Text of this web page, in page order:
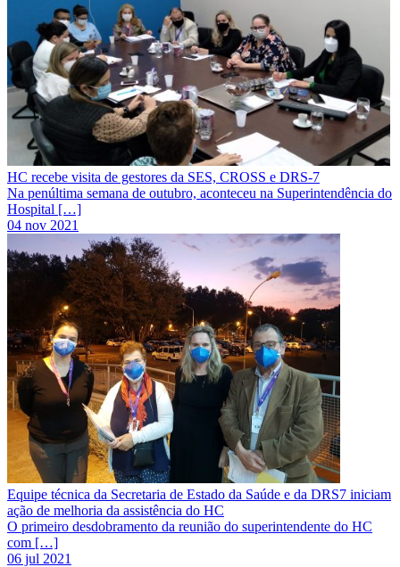
HC recebe visita de gestores da SES, CROSS e DRS-7
Na penúltima semana de outubro, aconteceu na Superintendência do
Hospital […]
04 nov 2021
Equipe técnica da Secretaria de Estado da Saúde e da DRS7 iniciam
ação de melhoria da assistência do HC
O primeiro desdobramento da reunião do superintendente do HC
com […]
06 jul 2021